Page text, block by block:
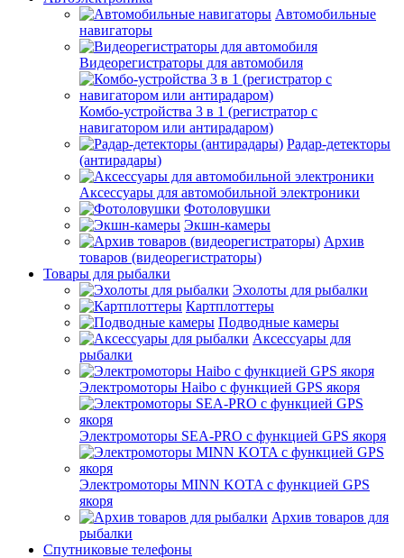
Автомобильные
навигаторы
Видеорегистраторы для автомобиля
Комбо-устройства 3 в 1 (регистратор с
навигатором или антирадаром)
Радар-детекторы
(антирадары)
Аксессуары для автомобильной электроники
Фотоловушки
Экшн-камеры
Архив
товаров (видеорегистраторы)
Товары для рыбалки
Эхолоты для рыбалки
Картплоттеры
Подводные камеры
Аксессуары для
рыбалки
Электромоторы Haibo с функцией GPS якоря
Электромоторы SEA-PRO с функцией GPS якоря
Электромоторы MINN KOTA с функцией GPS
якоря
Архив товаров для
рыбалки
Спутниковые телефоны